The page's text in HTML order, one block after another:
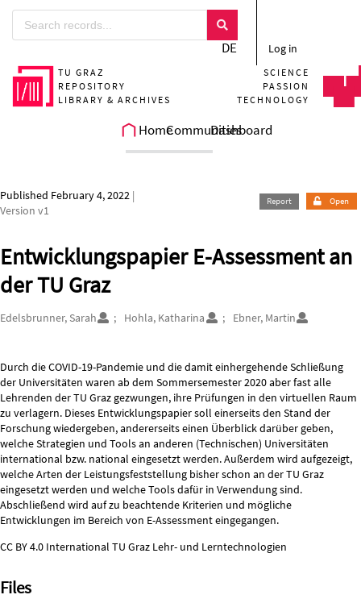
Skip to main
DE Log in
TU GRAZ
REPOSITORY
LIBRARY & ARCHIVES
SCIENCE
PASSION
TECHNOLOGY
HomeCommunitiesDashboard
Published February 4, 2022 |
Version v1
Report Open
Entwicklungspapier E-Assessment an
der TU Graz
Authors/Creators
Edelsbrunner, Sarah Hohla, Katharina Ebner, Martin
Description
Durch die COVID-19-Pandemie und die damit einhergehende Schließung
der Universitäten waren ab dem Sommersemester 2020 aber fast alle
Lehrenden der TU Graz gezwungen, ihre Prüfungen in den virtuellen Raum
zu verlagern. Dieses Entwicklungspapier soll einerseits den Stand der
Forschung wiedergeben, andererseits einen Überblick darüber geben,
welche Strategien und Tools an anderen (Technischen) Universitäten
international bzw. national eingesetzt werden. Außerdem wird aufgezeigt,
welche Arten der Leistungsfeststellung bisher schon an der TU Graz
eingesetzt werden und welche Tools dafür in Verwendung sind.
Abschließend wird auf zu beachtende Kriterien und mögliche
Entwicklungen im Bereich von E-Assessment eingegangen.
CC BY 4.0 International TU Graz Lehr- und Lerntechnologien
Files